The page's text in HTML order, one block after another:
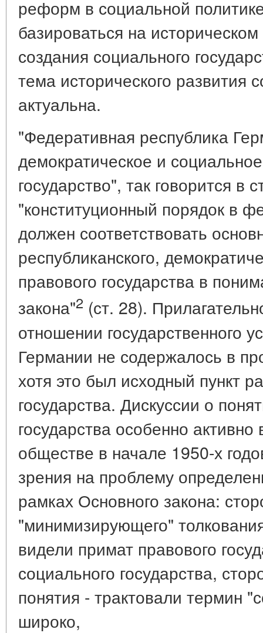
реформ в социальной
базироваться на
создания социального
тема исторического развития
актуальна.
"Федеративная республика
демократическое и
государство", так говорится в
"конституционный порядок в
должен соответствовать
республиканского,
правового государства в
закона"2 (ст. 28).
отношении государственного
Германии не содержалось в
хотя это был исходный пункт
государства. Дискуссии о
государства особенно
обществе в начале 1950-х
зрения на проблему
рамках Основного закона:
"минимизирующего"
видели примат правового
социального государства,
понятия - трактовали термин
широко,